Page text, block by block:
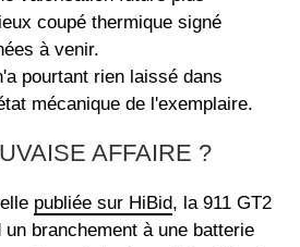
coupé thermique signé
à venir.
pourtant rien laissé dans
mécanique de l'exemplaire.
AFFAIRE ?
publiée sur HiBid, la 911 GT2
un branchement à une batterie